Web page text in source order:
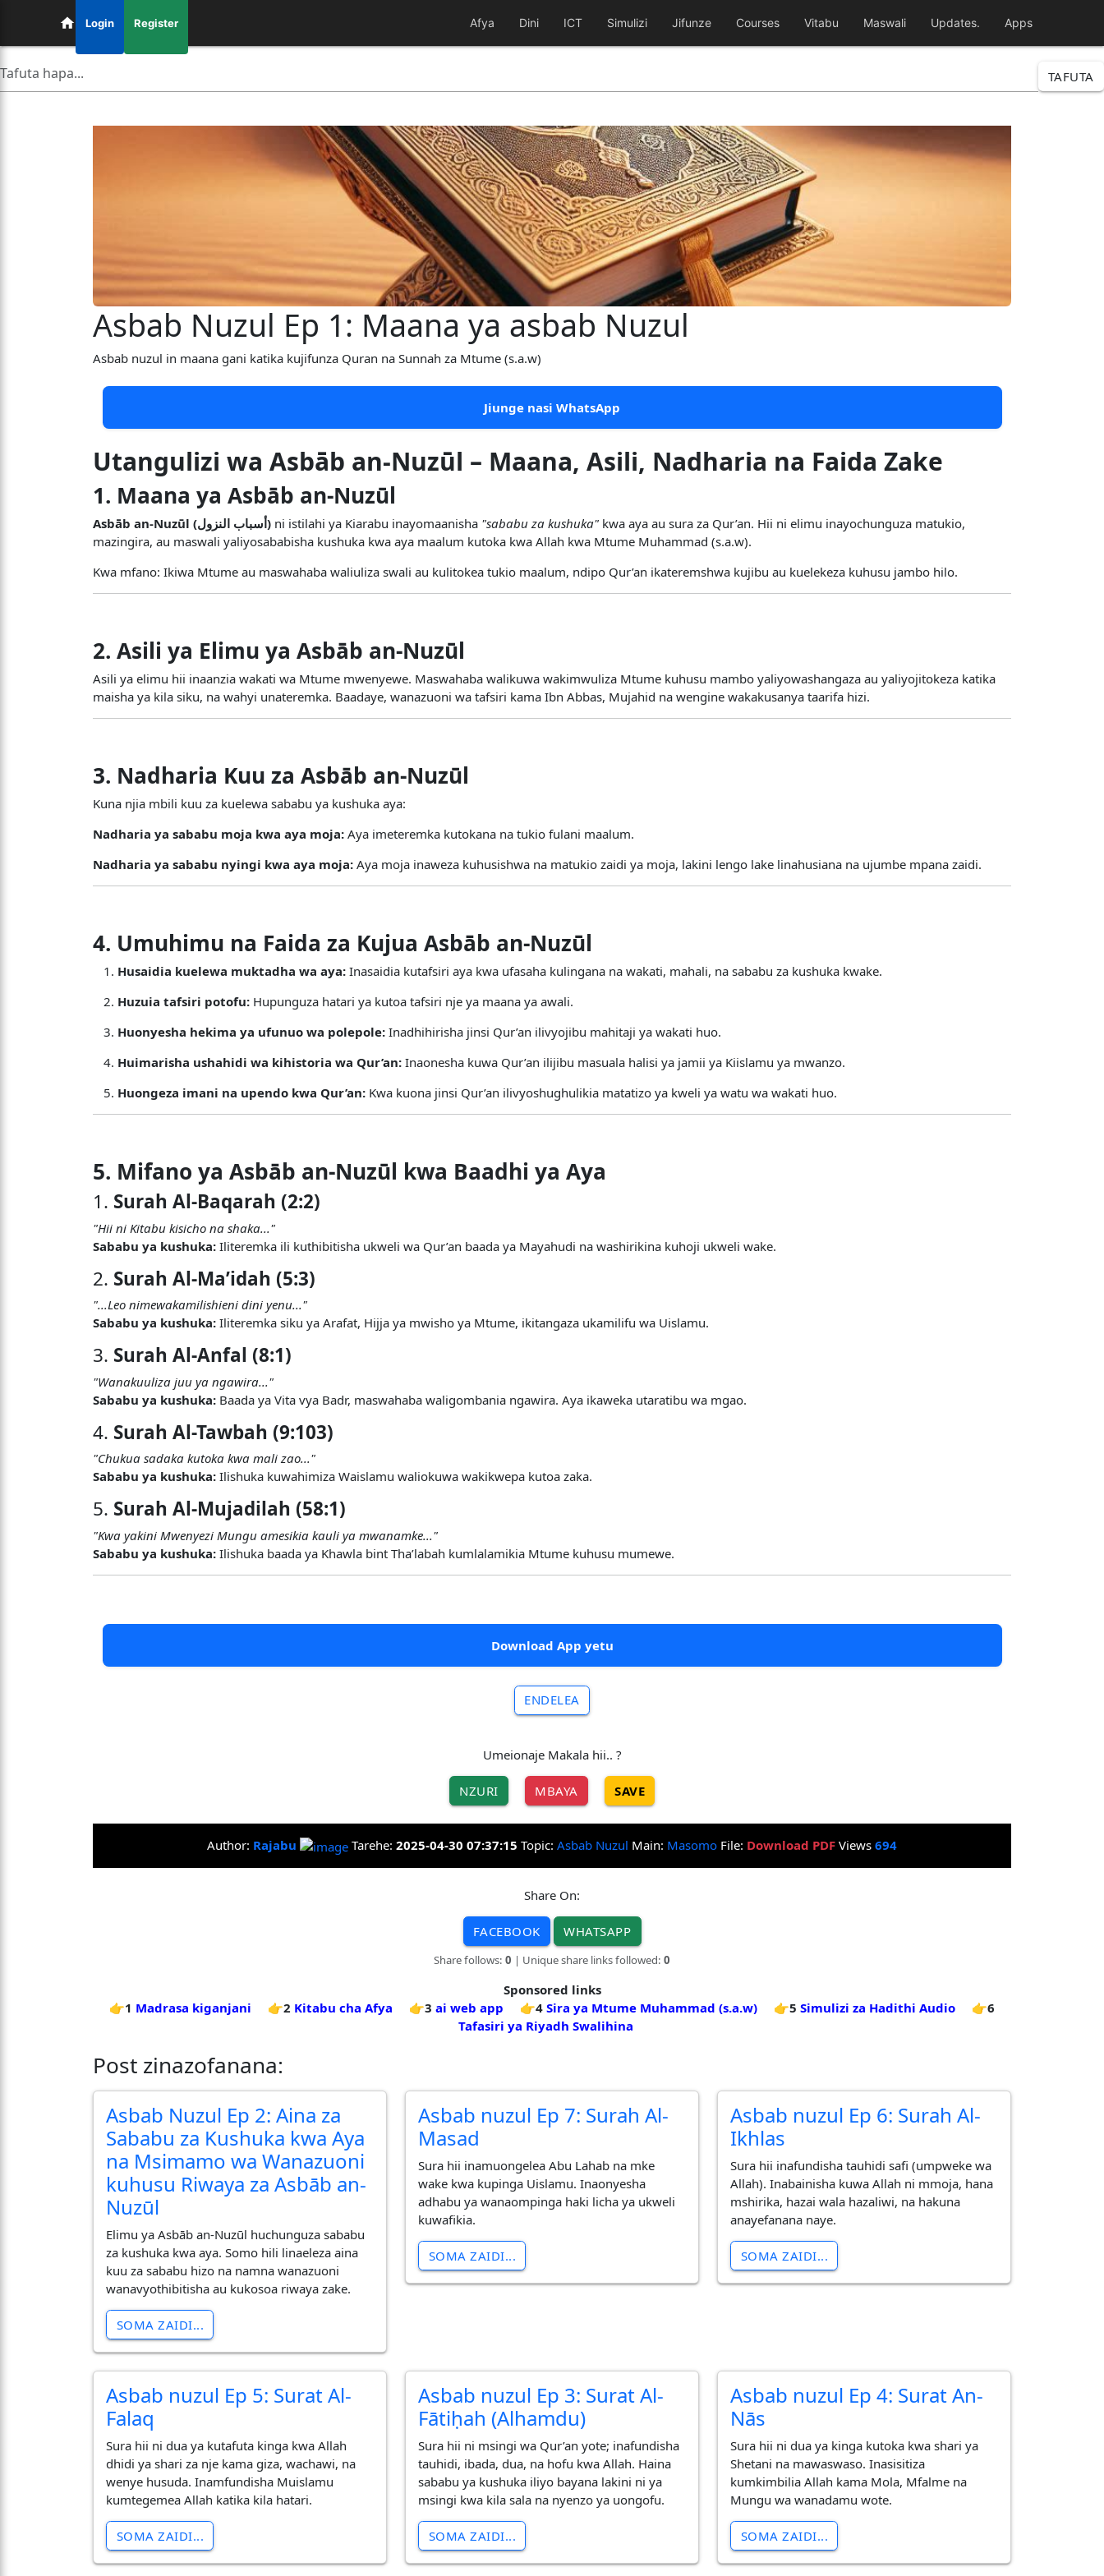
Login Register Afya Dini ICT Simulizi Jifunze Courses Vitabu Maswali Updates. Apps
TAFUTA
Asbab Nuzul Ep 1: Maana ya asbab Nuzul
Asbab nuzul in maana gani katika kujifunza Quran na Sunnah za Mtume (s.a.w)
Jiunge nasi WhatsApp
Utangulizi wa Asbāb an-Nuzūl – Maana, Asili, Nadharia na Faida Zake
1. Maana ya Asbāb an-Nuzūl
Asbāb an-Nuzūl (أسباب النزول) ni istilahi ya Kiarabu inayomaanisha "sababu za kushuka" kwa aya au sura za Qur’an. Hii ni elimu inayochunguza matukio,
mazingira, au maswali yaliyosababisha kushuka kwa aya maalum kutoka kwa Allah kwa Mtume Muhammad (s.a.w).
Kwa mfano: Ikiwa Mtume au maswahaba waliuliza swali au kulitokea tukio maalum, ndipo Qur’an ikateremshwa kujibu au kuelekeza kuhusu jambo hilo.
2. Asili ya Elimu ya Asbāb an-Nuzūl
Asili ya elimu hii inaanzia wakati wa Mtume mwenyewe. Maswahaba walikuwa wakimwuliza Mtume kuhusu mambo yaliyowashangaza au yaliyojitokeza katika
maisha ya kila siku, na wahyi unateremka. Baadaye, wanazuoni wa tafsiri kama Ibn Abbas, Mujahid na wengine wakakusanya taarifa hizi.
3. Nadharia Kuu za Asbāb an-Nuzūl
Kuna njia mbili kuu za kuelewa sababu ya kushuka aya:
Nadharia ya sababu moja kwa aya moja: Aya imeteremka kutokana na tukio fulani maalum.
Nadharia ya sababu nyingi kwa aya moja: Aya moja inaweza kuhusishwa na matukio zaidi ya moja, lakini lengo lake linahusiana na ujumbe mpana zaidi.
4. Umuhimu na Faida za Kujua Asbāb an-Nuzūl
Husaidia kuelewa muktadha wa aya: Inasaidia kutafsiri aya kwa ufasaha kulingana na wakati, mahali, na sababu za kushuka kwake.
Huzuia tafsiri potofu: Hupunguza hatari ya kutoa tafsiri nje ya maana ya awali.
Huonyesha hekima ya ufunuo wa polepole: Inadhihirisha jinsi Qur’an ilivyojibu mahitaji ya wakati huo.
Huimarisha ushahidi wa kihistoria wa Qur’an: Inaonesha kuwa Qur’an ilijibu masuala halisi ya jamii ya Kiislamu ya mwanzo.
Huongeza imani na upendo kwa Qur’an: Kwa kuona jinsi Qur’an ilivyoshughulikia matatizo ya kweli ya watu wa wakati huo.
5. Mifano ya Asbāb an-Nuzūl kwa Baadhi ya Aya
1. Surah Al-Baqarah (2:2)
"Hii ni Kitabu kisicho na shaka..."
Sababu ya kushuka: Iliteremka ili kuthibitisha ukweli wa Qur’an baada ya Mayahudi na washirikina kuhoji ukweli wake.
2. Surah Al-Ma’idah (5:3)
"...Leo nimewakamilishieni dini yenu..."
Sababu ya kushuka: Iliteremka siku ya Arafat, Hijja ya mwisho ya Mtume, ikitangaza ukamilifu wa Uislamu.
3. Surah Al-Anfal (8:1)
"Wanakuuliza juu ya ngawira..."
Sababu ya kushuka: Baada ya Vita vya Badr, maswahaba waligombania ngawira. Aya ikaweka utaratibu wa mgao.
4. Surah Al-Tawbah (9:103)
"Chukua sadaka kutoka kwa mali zao..."
Sababu ya kushuka: Ilishuka kuwahimiza Waislamu waliokuwa wakikwepa kutoa zaka.
5. Surah Al-Mujadilah (58:1)
"Kwa yakini Mwenyezi Mungu amesikia kauli ya mwanamke..."
Sababu ya kushuka: Ilishuka baada ya Khawla bint Tha’labah kumlalamikia Mtume kuhusu mumewe.
Download App yetu
ENDELEA
Umeionaje Makala hii.. ?
NZURI MBAYA SAVE
Author: Rajabu Tarehe: 2025-04-30 07:37:15 Topic: Asbab Nuzul Main: Masomo File: Download PDF Views 694
Share On:
FACEBOOK WHATSAPP
Share follows: 0 | Unique share links followed: 0
Sponsored links
👉1 Madrasa kiganjani 👉2 Kitabu cha Afya 👉3 ai web app 👉4 Sira ya Mtume Muhammad (s.a.w) 👉5 Simulizi za Hadithi Audio
👉6
Tafasiri ya Riyadh Swalihina
Post zinazofanana:
Asbab Nuzul Ep 2: Aina za
Sababu za Kushuka kwa Aya
na Msimamo wa Wanazuoni
kuhusu Riwaya za Asbāb an-
Nuzūl
Elimu ya Asbāb an-Nuzūl huchunguza sababu
za kushuka kwa aya. Somo hili linaeleza aina
kuu za sababu hizo na namna wanazuoni
wanavyothibitisha au kukosoa riwaya zake.
SOMA ZAIDI...
Asbab nuzul Ep 7: Surah Al-
Masad
Sura hii inamuongelea Abu Lahab na mke
wake kwa kupinga Uislamu. Inaonyesha
adhabu ya wanaompinga haki licha ya ukweli
kuwafikia.
SOMA ZAIDI...
Asbab nuzul Ep 6: Surah Al-
Ikhlas
Sura hii inafundisha tauhidi safi (umpweke wa
Allah). Inabainisha kuwa Allah ni mmoja, hana
mshirika, hazai wala hazaliwi, na hakuna
anayefanana naye.
SOMA ZAIDI...
Asbab nuzul Ep 5: Surat Al-
Falaq
Sura hii ni dua ya kutafuta kinga kwa Allah
dhidi ya shari za nje kama giza, wachawi, na
wenye husuda. Inamfundisha Muislamu
kumtegemea Allah katika kila hatari.
SOMA ZAIDI...
Asbab nuzul Ep 3: Surat Al-
Fātiḥah (Alhamdu)
Sura hii ni msingi wa Qur’an yote; inafundisha
tauhidi, ibada, dua, na hofu kwa Allah. Haina
sababu ya kushuka iliyo bayana lakini ni ya
msingi kwa kila sala na nyenzo ya uongofu.
SOMA ZAIDI...
Asbab nuzul Ep 4: Surat An-
Nās
Sura hii ni dua ya kinga kutoka kwa shari ya
Shetani na mawaswaso. Inasisitiza
kumkimbilia Allah kama Mola, Mfalme na
Mungu wa wanadamu wote.
SOMA ZAIDI...